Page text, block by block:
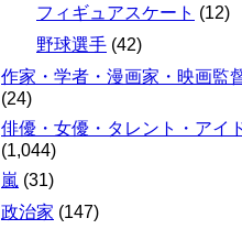
フィギュアスケート (12)
野球選手 (42)
作家・学者・漫画家・映画監
(24)
俳優・女優・タレント・アイ
(1,044)
嵐 (31)
政治家 (147)